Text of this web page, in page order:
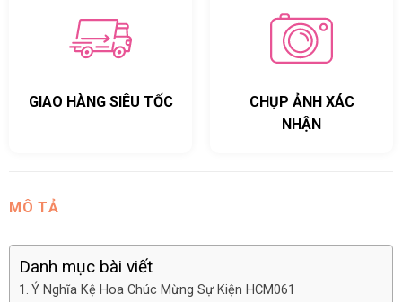
GIAO HÀNG SIÊU TỐC
CHỤP ẢNH XÁC
NHẬN
MÔ TẢ
Danh mục bài viết
Ý Nghĩa Kệ Hoa Chúc Mừng Sự Kiện HCM061